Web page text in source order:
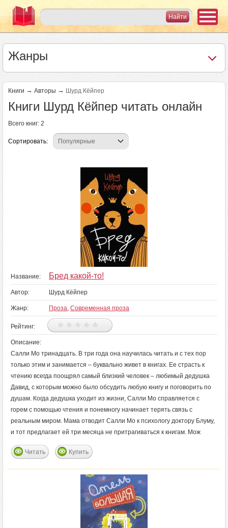
Жанры
Книги → Авторы → Шурд Кёйпер
Книги Шурд Кёйпер читать онлайн
Всего книг: 2
Сортировать:
Название: Бред какой-то!
Автор: Шурд Кёйпер
Жанр: Проза, Современная проза
Рейтинг:
Описание:
Салли Мо тринадцать. В три года она научилась читать и с тех пор
только этим и занимается – буквально живет в книгах. Ее страсть к
чтению всегда поощрял самый близкий человек – любимый дедушка
Давид, с которым можно было обсудить любую книгу и поговорить по
душам. Когда дедушка уходит из жизни, Салли Мо справляется с
горем с помощью чтения и понемногу начинает терять связь с
реальным миром. Мама отводит Салли Мо к психологу доктору Блуму,
и тот предлагает ей три месяца не притрагиваться к книгам. Мож
Читать Купить